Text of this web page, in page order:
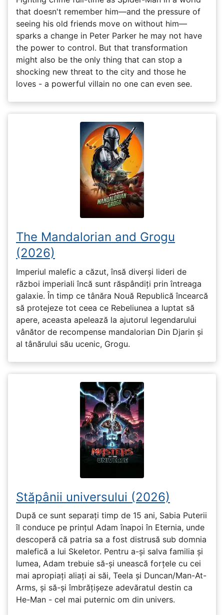
that doesn't remember him—and the pressure of
seeing his old friends move on without him—
sparks a change in Peter Parker he may not have
the power to control. But that transformation
might also be the only thing that can stop a
shocking new threat to the city and those he
loves - a powerful villain no one can even see.
The Mandalorian and Grogu
(2026)
Imperiul malefic a căzut, însă diverși lideri de
război imperiali încă sunt răspândiți prin întreaga
galaxie. În timp ce tânăra Nouă Republică încearcă
să protejeze tot ceea ce Rebeliunea a luptat să
apere, aceasta apelează la ajutorul legendarului
vânător de recompense mandalorian Din Djarin și
al tânărului său ucenic, Grogu.
Stăpânii universului (2026)
După ce sunt separați timp de 15 ani, Sabia Puterii
îl conduce pe prințul Adam înapoi în Eternia, unde
descoperă că patria sa a fost distrusă sub domnia
malefică a lui Skeletor. Pentru a-și salva familia și
lumea, Adam trebuie să-și unească forțele cu cei
mai apropiați aliați ai săi, Teela și Duncan/Man-At-
Arms, și să-și îmbrățișeze adevăratul destin ca
He-Man - cel mai puternic om din univers.